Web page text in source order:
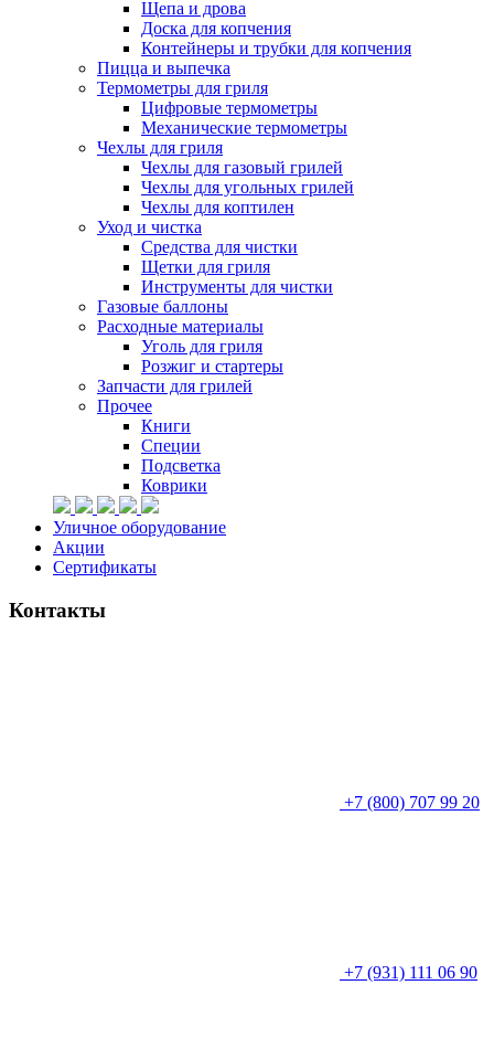
Щепа и дрова
Доска для копчения
Контейнеры и трубки для копчения
Пицца и выпечка
Термометры для гриля
Цифровые термометры
Механические термометры
Чехлы для гриля
Чехлы для газовый грилей
Чехлы для угольных грилей
Чехлы для коптилен
Уход и чистка
Средства для чистки
Щетки для гриля
Инструменты для чистки
Газовые баллоны
Расходные материалы
Уголь для гриля
Розжиг и стартеры
Запчасти для грилей
Прочее
Книги
Специи
Подсветка
Коврики
Уличное оборудование
Акции
Сертификаты
Контакты
+7 (800) 707 99 20
+7 (931) 111 06 90